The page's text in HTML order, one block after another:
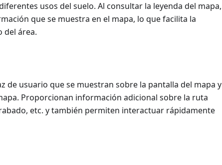
usos del suelo. Al consultar la leyenda del mapa,
que se muestra en el mapa, lo que facilita la
del área.
de usuario que se muestran sobre la pantalla del mapa y
Proporcionan información adicional sobre la ruta
etc. y también permiten interactuar rápidamente